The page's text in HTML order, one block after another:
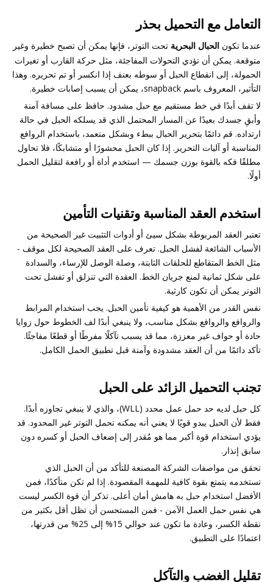
التعامل مع التحميل بحذر
عندما تكون الحبال البحرية تحت التوتر، فإنها يمكن أن تصبح خطيرة وغير
متوقعة. يمكن أن تؤدي التحولات المفاجئة، مثل حركة القارب أو تغيرات
الحمولة، إلى انقطاع الحبل أو سوطه بعنف إذا انكسر أو تم تحريره. وهذا
التأثير، المعروف باسم snapback، يمكن أن يسبب إصابات خطيرة.
لا تقف أبدًا في خط مستقيم مع حبل مشدود. حافظ على مسافة آمنة
وأبقِ جسدك بعيدًا عن المسار المحتمل الذي قد يسلكه الحبل في حالة
ارتداده. قم دائمًا بتحرير الحبال ببطء وبشكل متعمد، باستخدام الروافع
المناسبة أو آليات التحرير. إذا كان الحبل محشورًا أو متشابكًا، فلا تحاول
مطلقًا فكه بالقوة بوزن جسمك — استخدم أداة أو رافعة لتقليل الحمل
أولًا.
استخدم العقد المناسبة وتقنيات التأمين
تعتبر العقد المربوطة بشكل سيئ أو أدوات التثبيت غير الصحيحة من
الأسباب الشائعة لفشل الحبل. تعرف على العقد الصحيحة لكل موقف -
مثل الخط المتقاطع للحلقات الثابتة، وصلة الوصل للإرساء، والسدادة
على شكل ثمانية لمنع جريان الخط. العقدة التي تنزلق أو تفشل تحت
التوتر يمكن أن تكون كارثية.
نفس القدر من الأهمية هو كيفية تأمين الحبل. يجب استخدام المرابط
والروافع والروافع بشكل مناسب، ولا ينبغي أبدًا لف الخطوط حول زوايا
حادة أو حواف غير معززة، مما قد يسبب تآكلًا مفرطًا أو قطعًا مفاجئًا.
تأكد دائمًا من أن العقد مشدودة وآمنة قبل تطبيق الحمل الكامل.
تجنب التحميل الزائد على الحبل
كل حبل لديه حد حمل عمل محدد (WLL)، والذي لا ينبغي تجاوزه أبدًا.
فقط لأن الحبل يبدو قويًا لا يعني أنه يمكنه تحمل التوتر غير المحدود. قد
يؤدي استخدام قوة أكبر مما هو مُقدر إلى إضعاف الحبل أو كسره دون
سابق إنذار.
تحقق من مواصفات الشركة المصنعة للتأكد من أن الحبل الذي
تستخدمه يتمتع بقوة كافية للمهمة المقصودة. إذا لم تكن متأكدًا، فمن
الأفضل استخدام حبل به هامش أمان أعلى. تذكر أن قوة الكسر ليست
هي نفس حمل العمل الآمن - فمن المستحسن أن تظل أقل بكثير من
نقطة الكسر، وعادة ما تكون عند حوالي 15% إلى 25% من قدرتها،
اعتمادًا على التطبيق.
تقليل الغضب والتآكل